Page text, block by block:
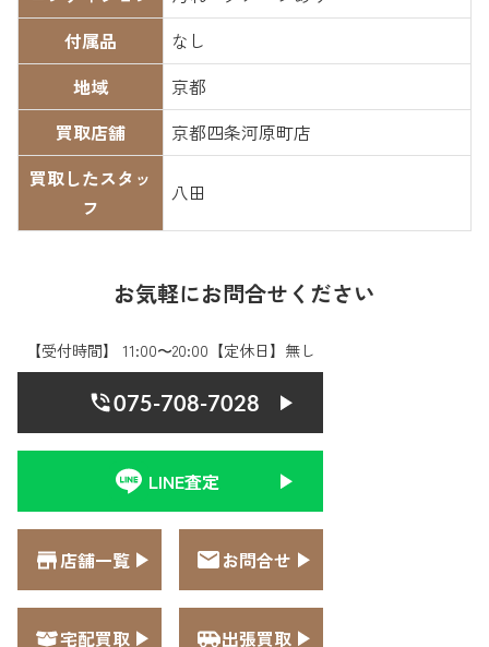
付属品
なし
地域
京都
買取店舗
京都四条河原町店
買取したスタッ
フ
八田
お気軽にお問合せください
【受付時間】 11:00〜20:00【定休日】無し
075-708-7028
LINE査定
店舗一覧 お問合せ
宅配買取 出張買取